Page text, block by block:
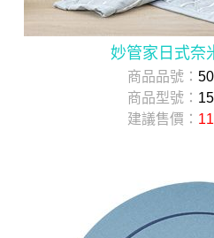
妙管家日式奈
商品品號：
商品型號：
建議售價：